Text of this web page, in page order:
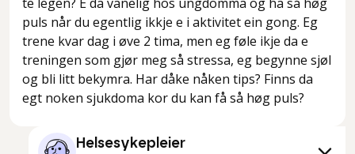
puls når du egentlig ikkje e i aktivitet ein gong. Eg
trene kvar dag i øve 2 tima, men eg føle ikje da e
treningen som gjør meg så stressa, eg begynne sjøl
og bli litt bekymra. Har dåke nåken tips? Finns da
egt noken sjukdoma kor du kan få så høg puls?
Helsesykepleier